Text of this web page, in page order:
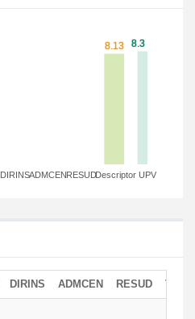
DIRINSADMCENRESUDDescriptor UPV
DIRINS ADMCEN RESUD